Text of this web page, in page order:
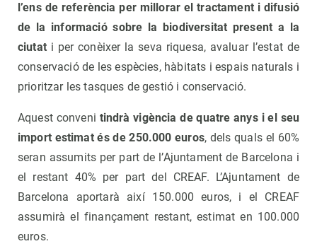
l’ens de referència per millorar el tractament i difusió
de la informació sobre la biodiversitat present a la
ciutati per conèixer la seva riquesa, avaluar l’estat de
conservació de les espècies, hàbitats i espais naturals i
prioritzar les tasques de gestió i conservació.
Aquest conveni tindrà vigència de quatre anys i el seu
import estimat és de 250.000 euros, dels quals el 60%
seran assumits per part de l’Ajuntament de Barcelona i
el restant 40% per part del CREAF. L’Ajuntament de
Barcelona aportarà així 150.000 euros, i el CREAF
assumirà el finançament restant, estimat en 100.000
euros.